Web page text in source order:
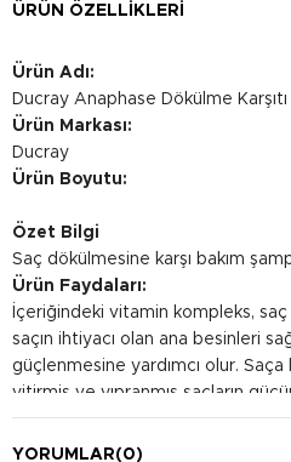
ÜRÜN ÖZELLIKLERI
Ürün Adı:
Ducray Anaphase Dökülme
Ürün Markası:
Ducray
Ürün Boyutu:
Özet Bilgi
Saç dökülmesine karşı bakım
Ürün Faydaları:
İçeriğindeki vitamin kompleks, saç
saçın ihtiyacı olan ana besinleri
güçlenmesine yardımcı olur. Saça
yitirmiş ve yıpranmış saçların
kazanmasına destek olur.
Kullanım Şekli:
YORUMLAR(0)